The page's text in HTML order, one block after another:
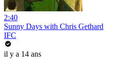
2:40
Sunny Days with Chris Gethard
IFC
il y a 14 ans